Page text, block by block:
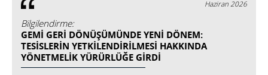
Haziran 2026
Bilgilendirme:
GEMİ GERİ DÖNÜŞÜMÜNDE YENİ DÖNEM:
TESİSLERİN YETKİLENDİRİLMESİ HAKKINDA
YÖNETMELİK YÜRÜRLÜĞE GİRDİ